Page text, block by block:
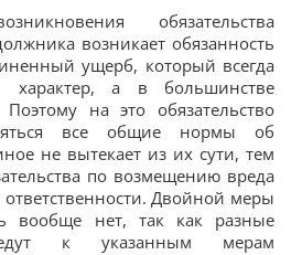
обязательства
возникает обязанность
ущерб, который всегда
характер, а в большинстве
на это обязательство
все общие нормы об
не вытекает из их сути, тем
по возмещению вреда
Двойной меры
вообще нет, так как разные
к указанным мерам